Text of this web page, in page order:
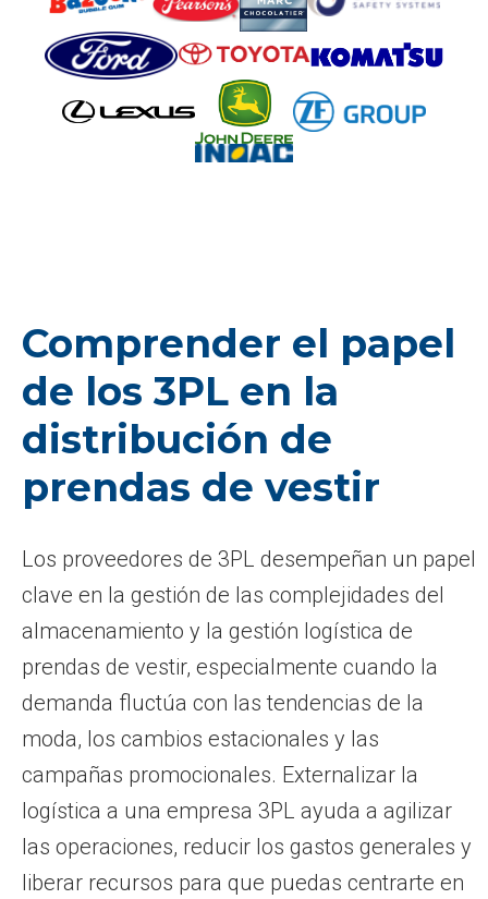
Comprender el papel
de los 3PL en la
distribución de
prendas de vestir
Los proveedores de 3PL desempeñan un papel
clave en la gestión de las complejidades del
almacenamiento y la gestión logística de
prendas de vestir, especialmente cuando la
demanda fluctúa con las tendencias de la
moda, los cambios estacionales y las
campañas promocionales. Externalizar la
logística a una empresa 3PL ayuda a agilizar
las operaciones, reducir los gastos generales y
liberar recursos para que puedas centrarte en